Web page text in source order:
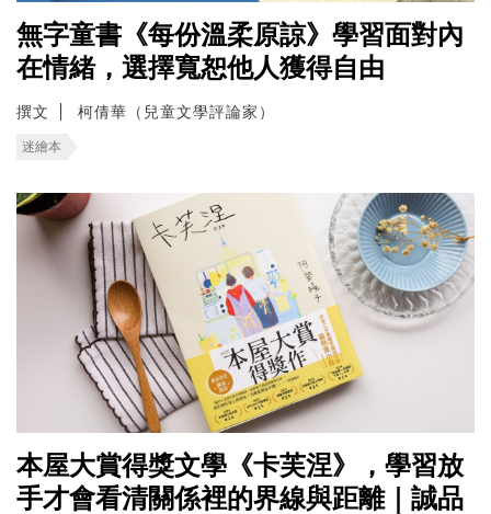
無字童書《每份溫柔原諒》學習面對內
在情緒，選擇寬恕他人獲得自由
撰文 柯倩華（兒童文學評論家）
迷繪本
本屋大賞得獎文學《卡芙涅》，學習放
手才會看清關係裡的界線與距離｜誠品